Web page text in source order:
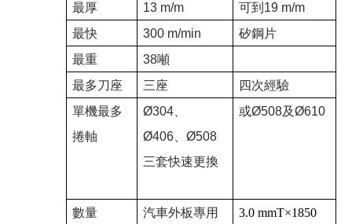
最厚
13 m/m
可到19 m/m
最快
300 m/min
矽鋼片
最重
38噸
最多刀座
三座
四次經驗
單機最多
捲軸
Ø304、
Ø406、Ø508
三套快速更換
或Ø508及Ø610
數量 汽車外板專用 3.0 mmT×1850